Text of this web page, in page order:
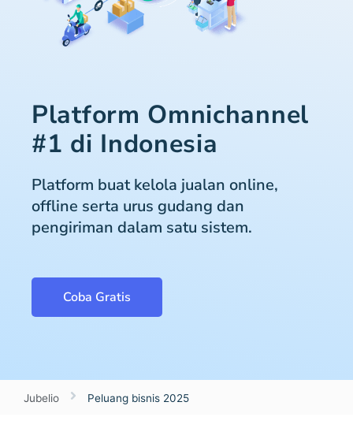
Platform Omnichannel
#1 di Indonesia
Platform buat kelola jualan online,
offline serta urus gudang dan
pengiriman dalam satu sistem.
Coba Gratis
Jubelio Peluang bisnis 2025